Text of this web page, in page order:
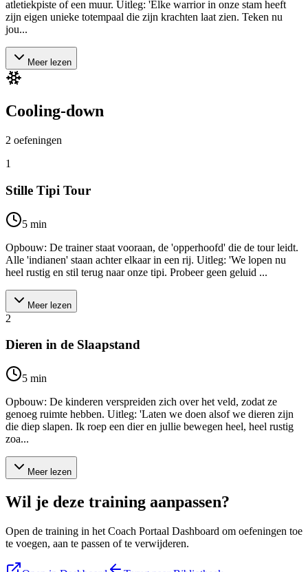
atletiekpiste of een muur. Uitleg: 'Elke warrior in onze stam heeft
zijn eigen unieke totempaal die zijn krachten laat zien. Teken nu
jou...
Meer lezen
Cooling-down
2 oefeningen
1
Stille Tipi Tour
5 min
Opbouw: De trainer staat vooraan, de 'opperhoofd' die de tour leidt.
Alle 'indianen' staan achter elkaar in een rij. Uitleg: 'We lopen nu
heel rustig en stil terug naar onze tipi. Probeer geen geluid ...
Meer lezen
2
Dieren in de Slaapstand
5 min
Opbouw: De kinderen verspreiden zich over het veld, zodat ze
genoeg ruimte hebben. Uitleg: 'Laten we doen alsof we dieren zijn
die diep slapen. Ik roep een dier en jullie bewegen heel, heel rustig
zoa...
Meer lezen
Wil je deze training aanpassen?
Open de training in het Coach Portaal Dashboard om oefeningen toe
te voegen, aan te passen of te verwijderen.